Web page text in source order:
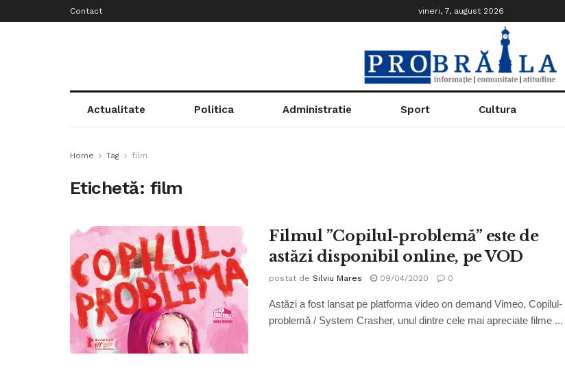
Contact vineri, 7, august 2026
Actualitate Politica Administratie Sport Cultura
Home Tag film
Etichetă: film
Filmul ”Copilul-problemă” este de
astăzi disponibil online, pe VOD
postat de Silviu Mares 09/04/2020 0
Astăzi a fost lansat pe platforma video on demand Vimeo, Copilul-
problemă / System Crasher, unul dintre cele mai apreciate filme ...